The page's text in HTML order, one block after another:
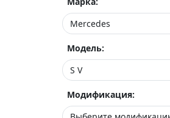
Модель:
Модификация: